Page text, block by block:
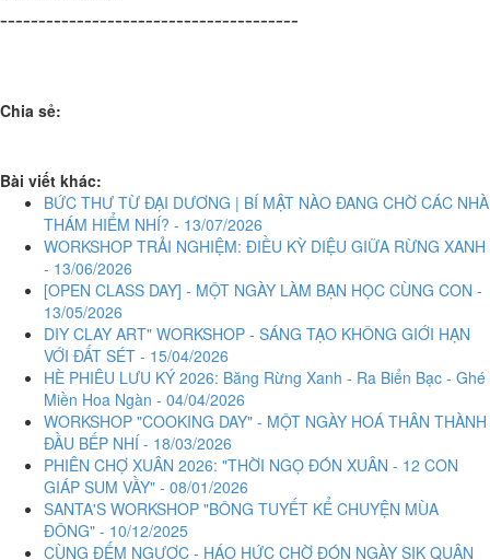
---------------------------------------
Chia sẻ:
Bài viết khác:
BỨC THƯ TỪ ĐẠI DƯƠNG | BÍ MẬT NÀO ĐANG CHỜ CÁC NHÀ
THÁM HIỂM NHÍ? - 13/07/2026
WORKSHOP TRẢI NGHIỆM: ĐIỀU KỲ DIỆU GIỮA RỪNG XANH
- 13/06/2026
[OPEN CLASS DAY] - MỘT NGÀY LÀM BẠN HỌC CÙNG CON -
13/05/2026
DIY CLAY ART" WORKSHOP - SÁNG TẠO KHÔNG GIỚI HẠN
VỚI ĐẤT SÉT - 15/04/2026
HÈ PHIÊU LƯU KÝ 2026: Băng Rừng Xanh - Ra Biển Bạc - Ghé
Miền Hoa Ngàn - 04/04/2026
WORKSHOP "COOKING DAY" - MỘT NGÀY HOÁ THÂN THÀNH
ĐẦU BẾP NHÍ - 18/03/2026
PHIÊN CHỢ XUÂN 2026: "THỜI NGỌ ĐÓN XUÂN - 12 CON
GIÁP SUM VẦY" - 08/01/2026
SANTA'S WORKSHOP "BÔNG TUYẾT KỂ CHUYỆN MÙA
ĐÔNG" - 10/12/2025
CÙNG ĐẾM NGƯỢC - HÁO HỨC CHỜ ĐÓN NGÀY SIK QUẬN